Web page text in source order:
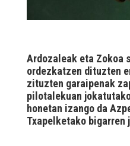
Ardozaleak eta Zokoa
ordezkatzen dituzten
zituzten garaipenak
pilotalekuan
honetan izango da
Txapelketako bigarren